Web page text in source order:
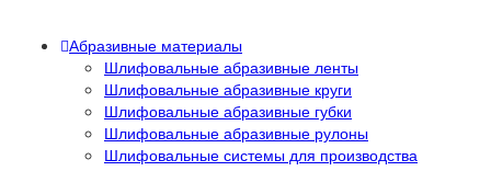
Абразивные материалы
Шлифовальные абразивные ленты
Шлифовальные абразивные круги
Шлифовальные абразивные губки
Шлифовальные абразивные рулоны
Шлифовальные системы для производства